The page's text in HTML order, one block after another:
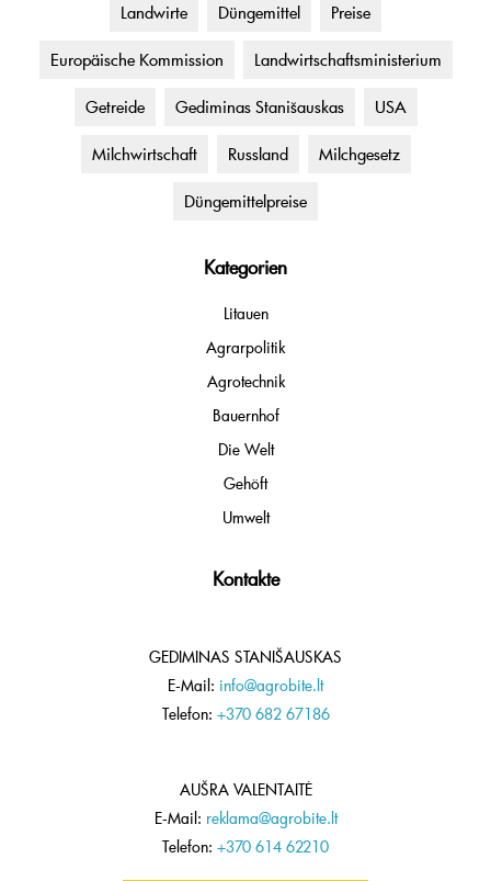
Landwirte Düngemittel Preise
Europäische Kommission Landwirtschaftsministerium
Getreide Gediminas Stanišauskas USA
Milchwirtschaft Russland Milchgesetz
Düngemittelpreise
Kategorien
Litauen
Agrarpolitik
Agrotechnik
Bauernhof
Die Welt
Gehöft
Umwelt
Kontakte
GEDIMINAS STANIŠAUSKAS
E-Mail: info@agrobite.lt
Telefon: +370 682 67186
AUŠRA VALENTAITĖ
E-Mail: reklama@agrobite.lt
Telefon: +370 614 62210